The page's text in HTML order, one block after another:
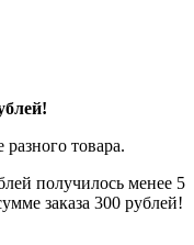
товара.
получилось менее 5
заказа 300 рублей!